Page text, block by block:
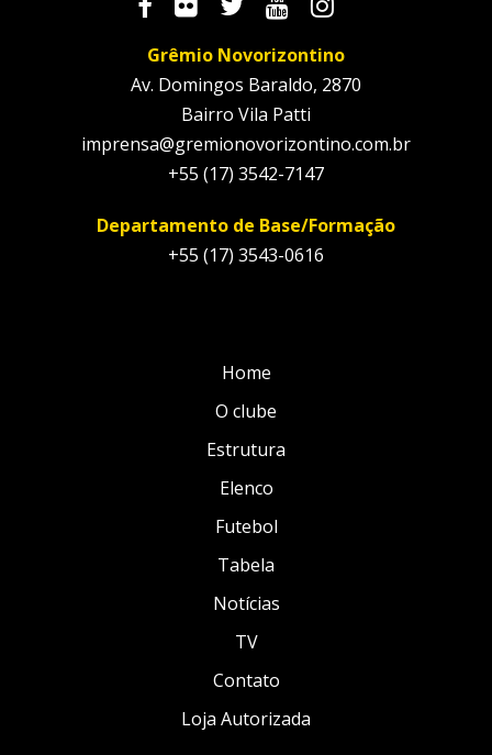
Grêmio Novorizontino
Av. Domingos Baraldo, 2870
Bairro Vila Patti
imprensa@gremionovorizontino.com.br
+55 (17) 3542-7147
Departamento de Base/Formação
+55 (17) 3543-0616
Home
O clube
Estrutura
Elenco
Futebol
Tabela
Notícias
TV
Contato
Loja Autorizada